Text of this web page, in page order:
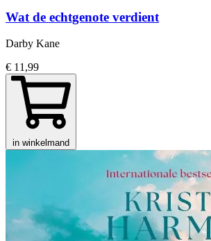
Wat de echtgenote verdient
Darby Kane
€ 11,99
in winkelmand